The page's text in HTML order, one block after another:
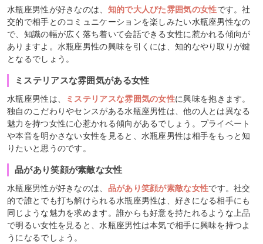
水瓶座男性が好きなのは、 知的で大人びた雰囲気の女性です。社
交的で相手とのコミュニケーションを楽しみたい水瓶座男性なの
で、知識の幅が広く落ち着いて会話できる女性に惹かれる傾向が
ありますよ。水瓶座男性の興味を引くには、知的なやり取りが鍵
となるでしょう。
ミステリアスな雰囲気がある女性
水瓶座男性は、 ミステリアスな雰囲気の女性に興味を抱きます。
独自のこだわりやセンスがある水瓶座男性は、他の人とは異なる
魅力を持つ女性に心惹かれる傾向があるでしょう。プライベート
や本音を明かさない女性を見ると、水瓶座男性は相手をもっと知
りたいと思うのです。
品があり笑顔が素敵な女性
水瓶座男性が好きなのは、 品があり笑顔が素敵な女性です。社交
的で誰とでも打ち解けられる水瓶座男性は、好きになる相手にも
同じような魅力を求めます。誰からも好意を持たれるような上品
で明るい女性を見ると、水瓶座男性は本気で相手に興味を持つよ
うになるでしょう。